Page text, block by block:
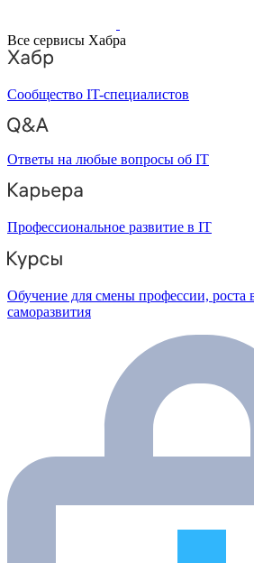
Все сервисы Хабра
Сообщество IT-специалистов
Ответы на любые вопросы об IT
Профессиональное развитие в IT
Обучение для смены профессии, роста
саморазвития